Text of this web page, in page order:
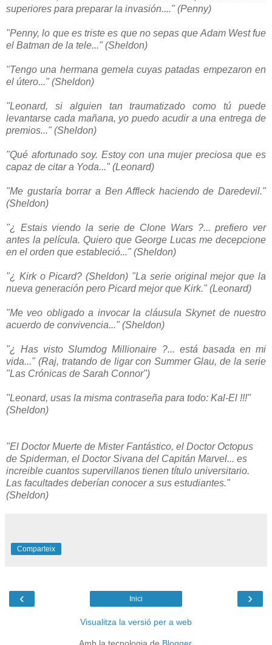
superiores para preparar la invasión...." (Penny)
"Penny, lo que es triste es que no sepas que Adam West fue
el Batman de la tele..." (Sheldon)
"Tengo una hermana gemela cuyas patadas empezaron en
el útero..." (Sheldon)
"Leonard, si alguien tan traumatizado como tú puede
levantarse cada mañana, yo puedo acudir a una entrega de
premios..." (Sheldon)
"Qué afortunado soy. Estoy con una mujer preciosa que es
capaz de citar a Yoda..." (Leonard)
"Me gustaría borrar a Ben Affleck haciendo de Daredevil."
(Sheldon)
"¿ Estais viendo la serie de Clone Wars ?... prefiero ver
antes la película. Quiero que George Lucas me decepcione
en el orden que estableció..." (Sheldon)
"¿ Kirk o Picard? (Sheldon) "La serie original mejor que la
nueva generación pero Picard mejor que Kirk." (Leonard)
"Me veo obligado a invocar la cláusula Skynet de nuestro
acuerdo de convivencia..." (Sheldon)
"¿ Has visto Slumdog Millionaire ?... está basada en mi
vida..." (Raj, tratando de ligar con Summer Glau, de la serie
"Las Crónicas de Sarah Connor")
"Leonard, usas la misma contraseña para todo: Kal-El !!!"
(Sheldon)
"El Doctor Muerte de Mister Fantástico, el Doctor Octopus
de Spiderman, el Doctor Sivana del Capitán Marvel... es
increible cuantos supervillanos tienen título universitario.
Las facultades deberían conocer a sus estudiantes."
(Sheldon)
Comparteix
‹ ›
Inici
Visualitza la versió per a web